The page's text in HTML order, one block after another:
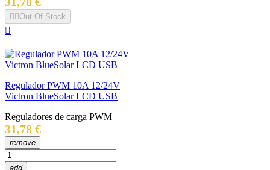
Out Of Stock

Regulador PWM 10A 12/24V
Victron BlueSolar LCD USB
Reguladores de carga PWM
31,78 €Precio
remove
add